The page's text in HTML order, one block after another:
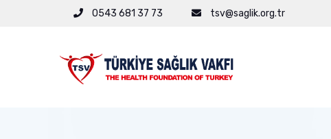
0543 681 37 73 tsv@saglik.org.tr